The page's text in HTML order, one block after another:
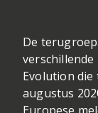
De
verschillende
Evolution die
augustus